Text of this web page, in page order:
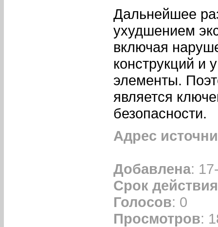
Дальнейшее
ухудшением
включая
конструкций и
элементы.
является
безопасности.
Адрес
Добавлена:
Срок действия
Голосов: 0
Просмотров: